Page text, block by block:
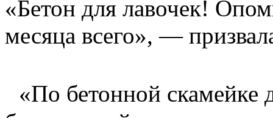
«Бетон для лавочек!
месяца всего», —
«По бетонной скамейке